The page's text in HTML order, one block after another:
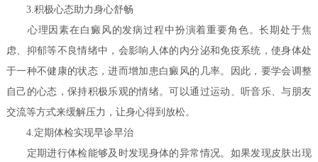
3.积极心态助力身心舒畅
心理因素在白癜风的发病过程中扮演着重要角色。长期处于焦
虑、抑郁等不良情绪中，会影响人体的内分泌和免疫系统，使身体处
于一种不健康的状态，进而增加患白癜风的几率。因此，要学会调整
自己的心态，保持积极乐观的情绪。可以通过运动、听音乐、与朋友
交流等方式来缓解压力，让身心得到放松。
4.定期体检实现早诊早治
定期进行体检能够及时发现身体的异常情况。如果发现皮肤出现